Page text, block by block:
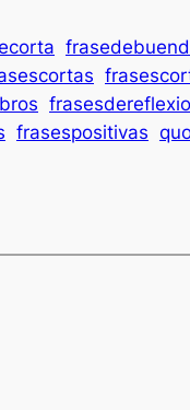
frasespositivas